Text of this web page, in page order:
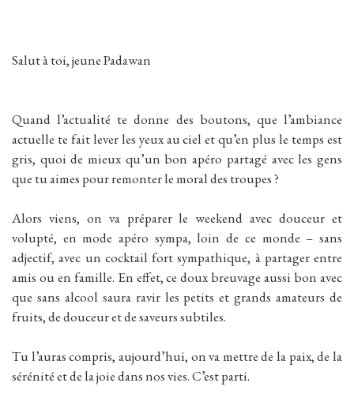
Salut à toi, jeune Padawan
Quand l’actualité te donne des boutons, que l’ambiance
actuelle te fait lever les yeux au ciel et qu’en plus le temps est
gris, quoi de mieux qu’un bon apéro partagé avec les gens
que tu aimes pour remonter le moral des troupes ?
Alors viens, on va préparer le weekend avec douceur et
volupté, en mode apéro sympa, loin de ce monde – sans
adjectif, avec un cocktail fort sympathique, à partager entre
amis ou en famille. En effet, ce doux breuvage aussi bon avec
que sans alcool saura ravir les petits et grands amateurs de
fruits, de douceur et de saveurs subtiles.
Tu l’auras compris, aujourd’hui, on va mettre de la paix, de la
sérénité et de la joie dans nos vies. C’est parti.